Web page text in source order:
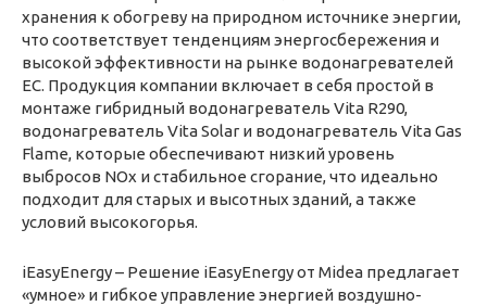
хранения к обогреву на природном источнике энергии,
что соответствует тенденциям энергосбережения и
высокой эффективности на рынке водонагревателей
ЕС. Продукция компании включает в себя простой в
монтаже гибридный водонагреватель Vita R290,
водонагреватель Vita Solar и водонагреватель Vita Gas
Flame, которые обеспечивают низкий уровень
выбросов NOx и стабильное сгорание, что идеально
подходит для старых и высотных зданий, а также
условий высокогорья.
iEasyEnergy – Решение iEasyEnergy от Midea предлагает
«умное» и гибкое управление энергией воздушно-